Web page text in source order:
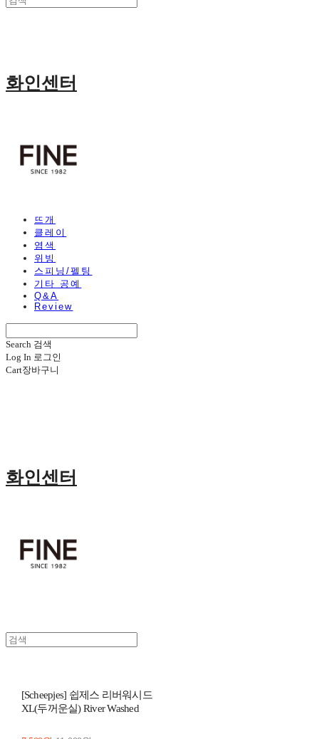
화인센터
뜨개
클레이
염색
위빙
스피닝/펠팅
기타 공예
Q&A
Review
Search 검색
Log In 로그인
Cart장바구니
화인센터
[Scheepjes] 쉽제스 리버워시드
XL(두꺼운실) River Washed